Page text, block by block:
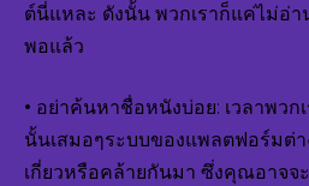
ต์นี่แหละ ดังนั้น พวกเราก็แค่ไม่อ่
พอแล้ว
• อย่าค้นหาชื่อหนังบ่อย: เวลาพว
นั้นเสมอๆระบบของแพลตฟอร์มต่
เกี่ยวหรือคล้ายกันมา ซึ่งคุณอาจ